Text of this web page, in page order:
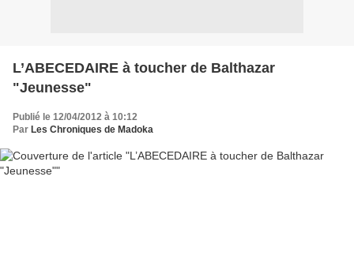
L’ABECEDAIRE à toucher de Balthazar
"Jeunesse"
Publié le 12/04/2012 à 10:12
Par Les Chroniques de Madoka